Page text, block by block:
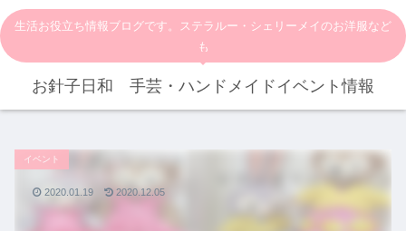
生活お役立ち情報ブログです。ステラルー・シェリーメイのお洋服など
も
お針子日和 手芸・ハンドメイドイベント情報
イベント
2020.01.19 2020.12.05